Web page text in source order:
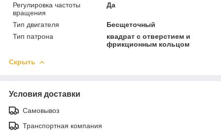
Регулировка частоты
вращения
Да
Тип двигателя
Бесщеточный
Тип патрона
квадрат с отверстием и
фрикционным кольцом
Скрыть
Условия доставки
Самовывоз
Транспортная компания